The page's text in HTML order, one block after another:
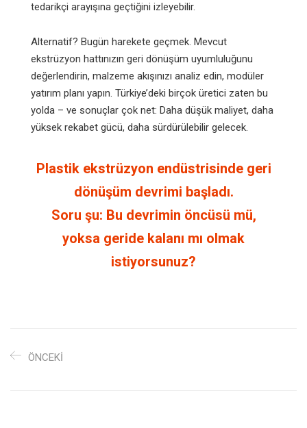
tedarikçi arayışına geçtiğini izleyebilir.
Alternatif? Bugün harekete geçmek. Mevcut
ekstrüzyon hattınızın geri dönüşüm uyumluluğunu
değerlendirin, malzeme akışınızı analiz edin, modüler
yatırım planı yapın. Türkiye’deki birçok üretici zaten bu
yolda – ve sonuçlar çok net: Daha düşük maliyet, daha
yüksek rekabet gücü, daha sürdürülebilir gelecek.
Plastik ekstrüzyon endüstrisinde geri
dönüşüm devrimi başladı.
Soru şu: Bu devrimin öncüsü mü,
yoksa geride kalanı mı olmak
istiyorsunuz?
ÖNCEKI